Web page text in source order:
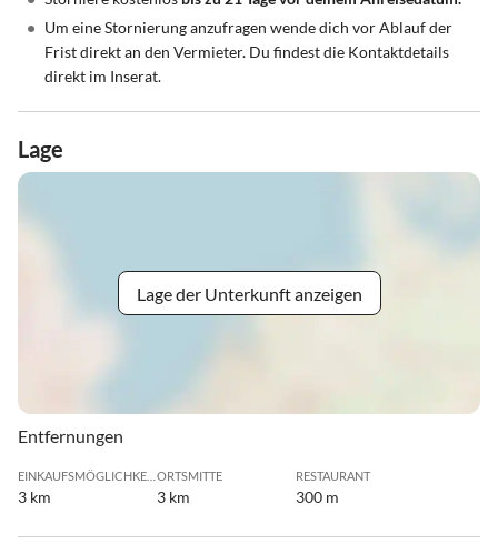
• Um eine Stornierung anzufragen wende dich vor Ablauf der
Frist direkt an den Vermieter. Du findest die Kontaktdetails
direkt im Inserat.
Lage
Lage der Unterkunft anzeigen
Entfernungen
3 km
ORTSMITTE
3 km
RESTAURANT
300 m